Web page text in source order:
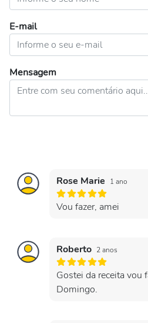
E-mail
Mensagem
Rose Marie 1 ano
Vou fazer, amei
Roberto 2 anos
Gostei da receita vou
Domingo.